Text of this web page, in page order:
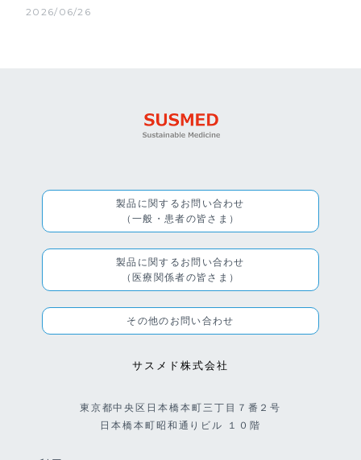
2026/06/26
製品に関するお問い合わせ
（一般・患者の皆さま）
製品に関するお問い合わせ
（医療関係者の皆さま）
その他のお問い合わせ
サスメド株式会社
東京都中央区日本橋本町三丁目７番２号
日本橋本町昭和通りビル １０階